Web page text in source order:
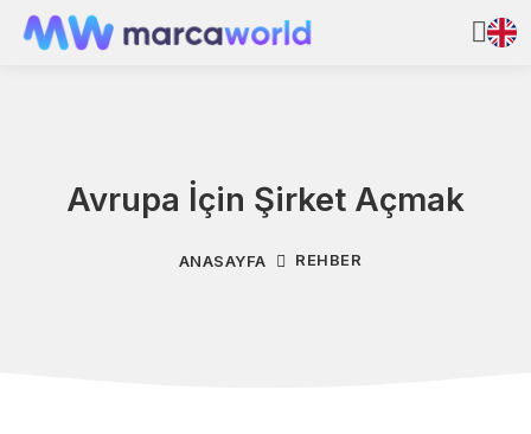
Avrupa İçin Şirket Açmak
ANASAYFA REHBER